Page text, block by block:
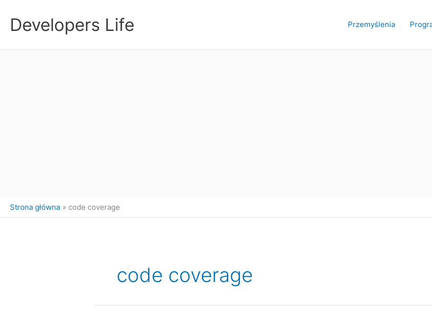
treściDevelopers Life Przemyślenia
Strona główna code coverage
code coverage